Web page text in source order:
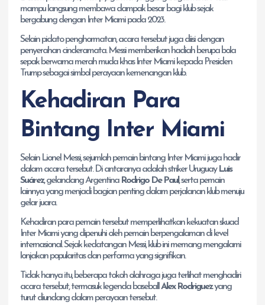
mampu langsung membawa dampak besar bagi klub sejak
bergabung dengan Inter Miami pada 2023.
Selain pidato penghormatan, acara tersebut juga diisi dengan
penyerahan cinderamata. Messi memberikan hadiah berupa bola
sepak berwarna merah muda khas Inter Miami kepada Presiden
Trump sebagai simbol perayaan kemenangan klub.
Kehadiran Para
Bintang Inter Miami
Selain Lionel Messi, sejumlah pemain bintang Inter Miami juga hadir
dalam acara tersebut. Di antaranya adalah striker Uruguay Luis
Suárez, gelandang Argentina Rodrigo De Paul, serta pemain
lainnya yang menjadi bagian penting dalam perjalanan klub menuju
gelar juara.
Kehadiran para pemain tersebut memperlihatkan kekuatan skuad
Inter Miami yang dipenuhi oleh pemain berpengalaman di level
internasional. Sejak kedatangan Messi, klub ini memang mengalami
lonjakan popularitas dan performa yang signifikan.
Tidak hanya itu, beberapa tokoh olahraga juga terlihat menghadiri
acara tersebut, termasuk legenda baseballAlex Rodriguezyang
turut diundang dalam perayaan tersebut.